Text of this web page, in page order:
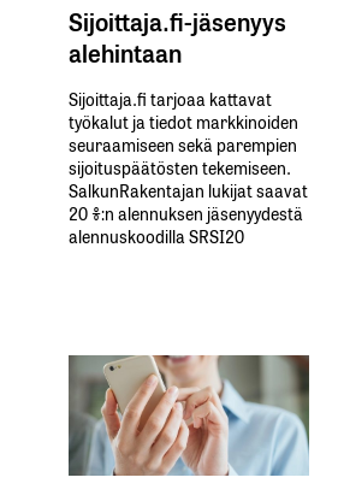
Sijoittaja.fi-jäsenyys
alehintaan
Sijoittaja.fi tarjoaa kattavat
työkalut ja tiedot markkinoiden
seuraamiseen sekä parempien
sijoituspäätösten tekemiseen.
SalkunRakentajan lukijat saavat
20 %:n alennuksen jäsenyydestä
alennuskoodilla SRSI20